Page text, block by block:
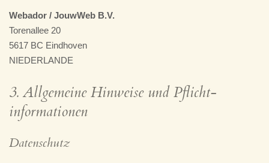
Webador / JouwWeb B.V.
Torenallee 20
5617 BC Eindhoven
NIEDERLANDE
3. Allgemeine Hinweise und Pflicht­
informationen
Datenschutz